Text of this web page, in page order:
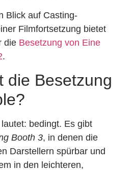
Blick auf Casting-
Filmfortsetzung bietet
die Besetzung von Eine
.
die Besetzung
bedingt. Es gibt
Booth 3, in denen die
Darstellern spürbar und
in den leichteren,